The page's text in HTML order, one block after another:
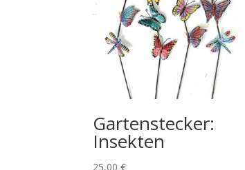
Gartenstecker:
Insekten
25,00€